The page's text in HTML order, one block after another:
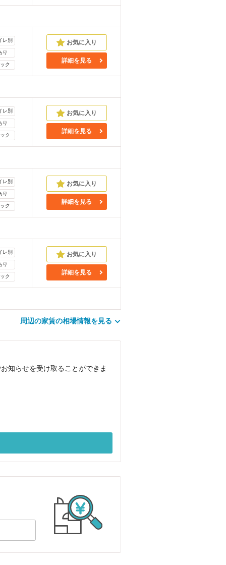
レ別
り
ク
詳細を見る
レ別
り
ク
詳細を見る
レ別
り
ク
詳細を見る
レ別
り
ク
詳細を見る
周辺の家賃の相場情報を見る
知らせを受け取ることができま